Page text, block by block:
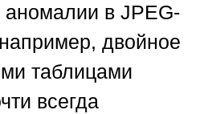
аномалии в JPEG-
двойное
таблицами
всегда